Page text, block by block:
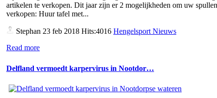
artikelen te verkopen. Dit jaar zijn er 2 mogelijkheden om uw
verkopen: Huur tafel met...
Stephan 23 feb 2018 Hits:4016 Hengelsport Nieuws
Read more
Delfland vermoedt karpervirus in Nootdor…